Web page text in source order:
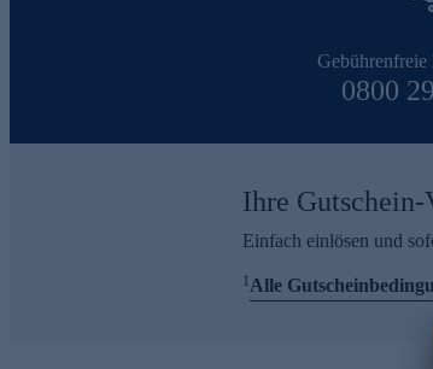
0800
Ihre
Einfach einlösen und
1Alle